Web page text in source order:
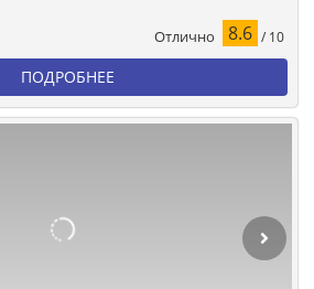
Отлично 8.6 / 10
ПОДРОБНЕЕ